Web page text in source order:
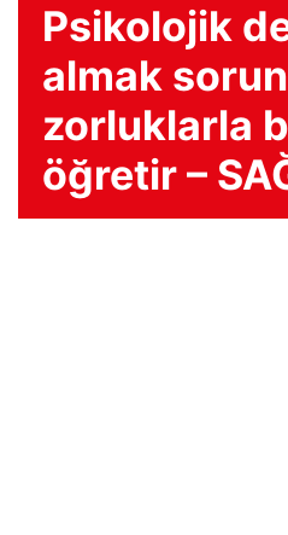
Psikolojik
almak
zorluklarla
öğretir –